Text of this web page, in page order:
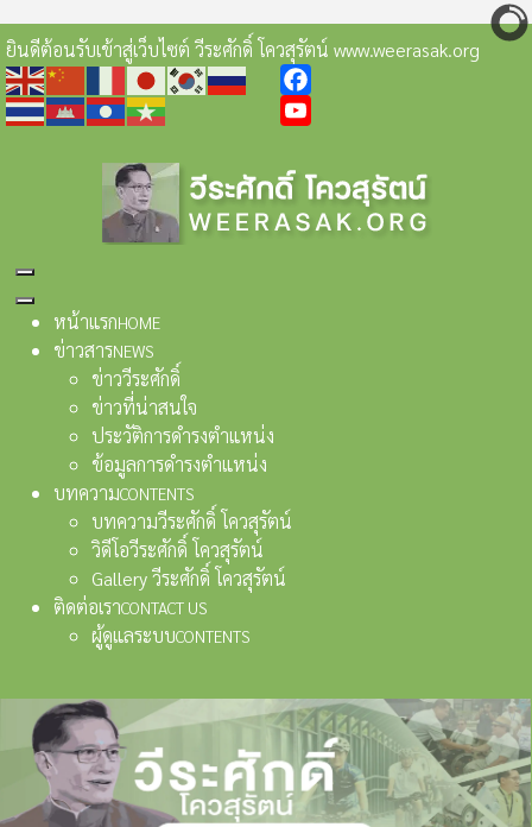
ยินดีต้อนรับเข้าสู่เว็บไซต์ วีระศักดิ์ โควสุรัตน์ www.weerasak.org
Facebook
หน้าแรกHOME
ข่าวสารNEWS
ข่าววีระศักดิ์
ข่าวที่น่าสนใจ
ประวัติการดำรงตำแหน่ง
ข้อมูลการดำรงตำแหน่ง
บทความCONTENTS
บทความวีระศักดิ์ โควสุรัตน์
วิดีโอวีระศักดิ์ โควสุรัตน์
Gallery วีระศักดิ์ โควสุรัตน์
ติดต่อเราCONTACT US
ผู้ดูแลระบบCONTENTS